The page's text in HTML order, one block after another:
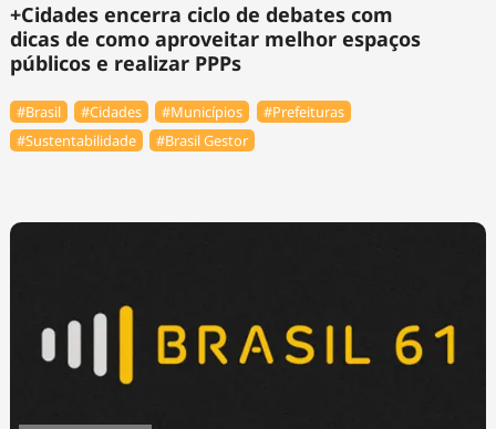
+Cidades encerra ciclo de debates com
dicas de como aproveitar melhor espaços
públicos e realizar PPPs
#Brasil #Cidades #Municípios
#Prefeituras
#Sustentabilidade
#Brasil Gestor